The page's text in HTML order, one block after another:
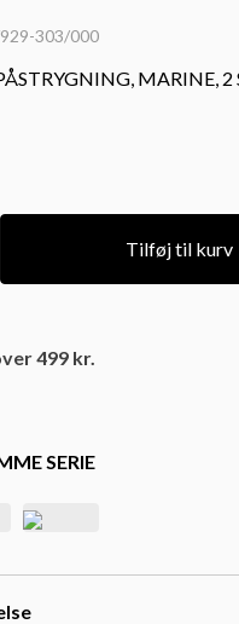
303/000
MARINE, 2
Tilføj til kurv
499 kr.
SERIE